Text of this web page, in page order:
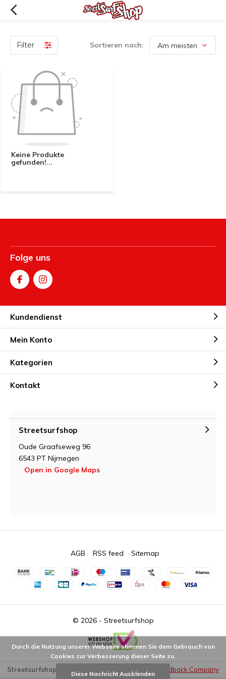
Filter Sortieren nach:
Keine Produkte
gefunden!...
Folge uns
Kundendienst
Mein Konto
Kategorien
Kontakt
Streetsurfshop
Oude Graafseweg 96
6543 PT Nijmegen
Open in Google Maps
© 2026 - Streetsurfshop
AGB RSS feed Sitemap
Streetsurfshop Feedback Company
Durch die Nutzung unserer Webseite stimmen Sie dem Gebrauch von
Cookies zur Verbesserung dieser Seite zu.
Diese Nachricht Ausblenden